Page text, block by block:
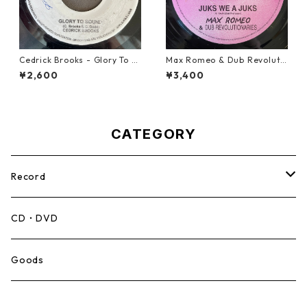
Cedrick Brooks - Glory To S
ounds【7-21786】
¥2,600
Max Romeo & Dub Revoluti
onaries - Juks We A Juks【1
0-90000】
¥3,400
CATEGORY
Record
Mento,Calypso,Ballad
Ska
CD・DVD
Goods